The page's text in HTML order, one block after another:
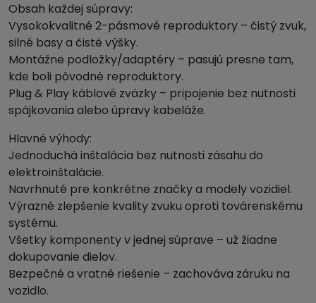
Obsah každej súpravy:
Vysokokvalitné 2-pásmové reproduktory – čistý zvuk,
silné basy a čisté výšky.
Montážne podložky/adaptéry – pasujú presne tam,
kde boli pôvodné reproduktory.
Plug & Play káblové zväzky – pripojenie bez nutnosti
spájkovania alebo úpravy kabeláže.
Hlavné výhody:
Jednoduchá inštalácia bez nutnosti zásahu do
elektroinštalácie.
Navrhnuté pre konkrétne značky a modely vozidiel.
Výrazné zlepšenie kvality zvuku oproti továrenskému
systému.
Všetky komponenty v jednej súprave – už žiadne
dokupovanie dielov.
Bezpečné a vratné riešenie – zachováva záruku na
vozidlo.